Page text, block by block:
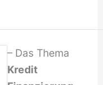
– Das Thema
Kredit